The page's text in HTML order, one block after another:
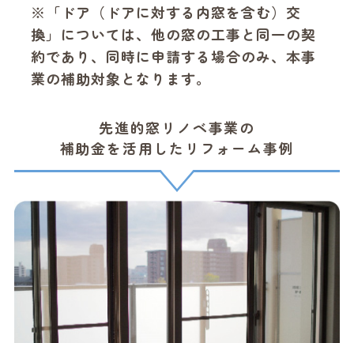
※「ドア（ドアに対する内窓を含む）交
換」については、他の窓の工事と同一の契
約であり、同時に申請する場合のみ、本事
業の補助対象となります。
先進的窓リノベ事業の
補助金を活用したリフォーム事例